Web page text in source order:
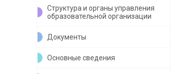
Структура и органы управления
образовательной организации
Документы
Основные сведения